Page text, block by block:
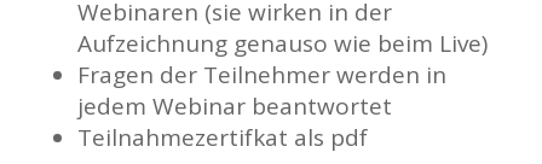
Webinaren (sie wirken in der
Aufzeichnung genauso wie beim Live)
Fragen der Teilnehmer werden in
jedem Webinar beantwortet
Teilnahmezertifkat als pdf